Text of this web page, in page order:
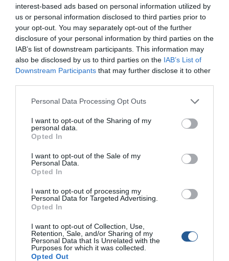
interest-based ads based on personal information utilized by
us or personal information disclosed to third parties prior to
your opt-out. You may separately opt-out of the further
disclosure of your personal information by third parties on the
IAB’s list of downstream participants. This information may
also be disclosed by us to third parties on the IAB’s List of
Downstream Participants that may further disclose it to other
Personal Data Processing Opt Outs
I want to opt-out of the Sharing of my
personal data.
Opted In
I want to opt-out of the Sale of my
Personal Data.
Opted In
I want to opt-out of processing my
Personal Data for Targeted Advertising.
Opted In
I want to opt-out of Collection, Use,
Retention, Sale, and/or Sharing of my
Personal Data that Is Unrelated with the
Purposes for which it was collected.
Opted Out
Το όνομά του αποδίδεται πιθανότατα στο
λένε στην Κρήτη.
με ψάρια», και όχι άδικα: οι γύρω βράχοι αποτελούν
καταφύγιο για πλήθος ψαριών και αχινούς.
Το μεγάλο, ωστόσο,μυστικό του Ψαροχάρακου
κρύβεται πίσω από την ορατή πρόσοψή του.
Εκεί βρίσκεται ένα εντυπωσιακόυποθαλάσσιο φαράγγι
αποτέλεσμα ενός μεγάλου ρήγματος που χωρίζει τη
νησίδα στα δύο.